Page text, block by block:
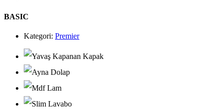
BASIC
Kategori: Premier